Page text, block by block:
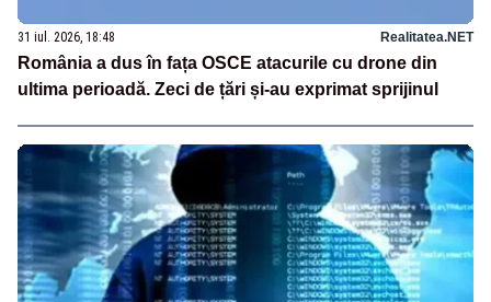
31 iul. 2026, 18:48 Realitatea.NET
România a dus în fața OSCE atacurile cu drone din
ultima perioadă. Zeci de țări și-au exprimat sprijinul